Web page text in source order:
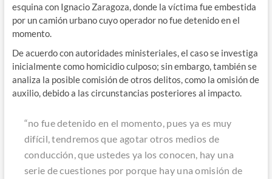
esquina con Ignacio Zaragoza, donde la víctima fue embestida
por un camión urbano cuyo operador no fue detenido en el
momento.
De acuerdo con autoridades ministeriales, el caso se investiga
inicialmente como homicidio culposo; sin embargo, también se
analiza la posible comisión de otros delitos, como la omisión de
auxilio, debido a las circunstancias posteriores al impacto.
“no fue detenido en el momento, pues ya es muy
difícil, tendremos que agotar otros medios de
conducción, que ustedes ya los conocen, hay una
serie de cuestiones por porque hay una omisión de